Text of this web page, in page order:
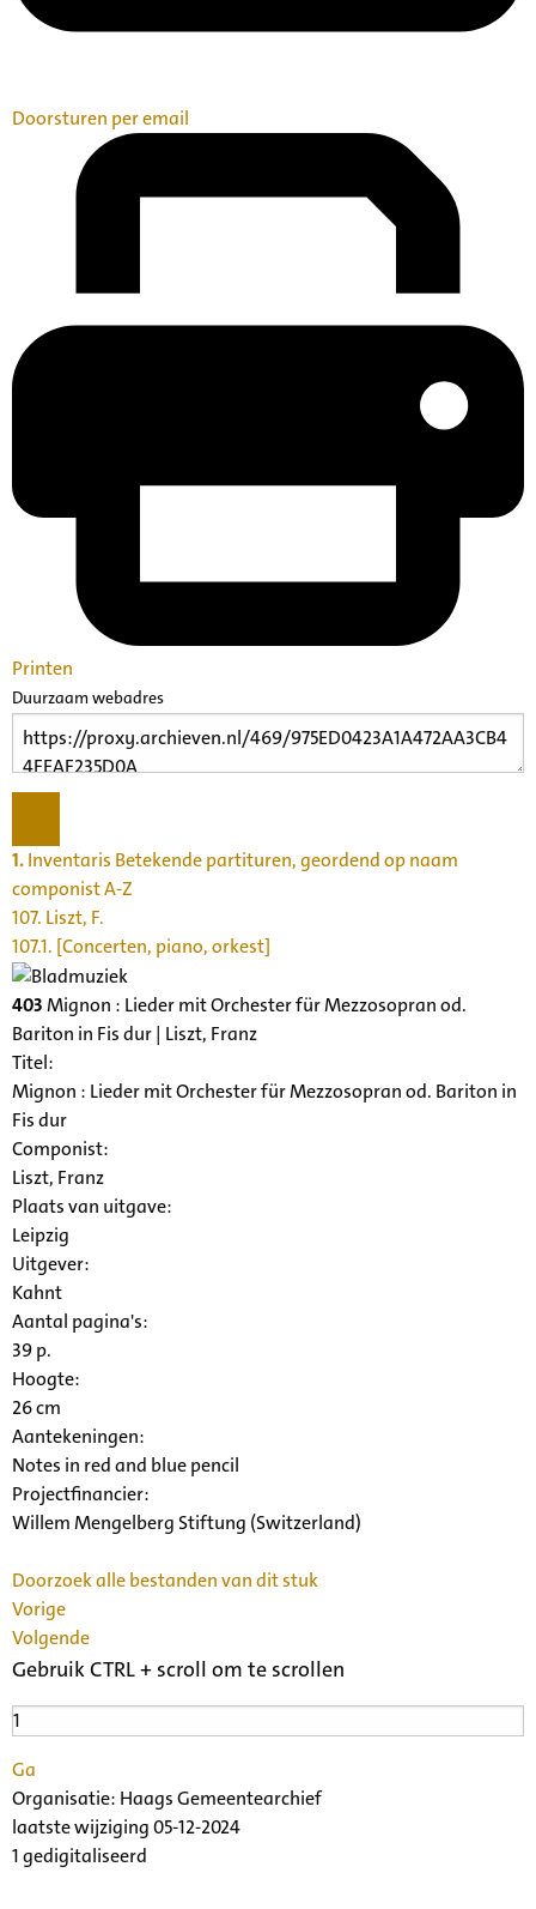
Doorsturen per email
Printen
Duurzaam webadres
1.Inventaris Betekende partituren, geordend op naam
componist A-Z
107. Liszt, F.
107.1. [Concerten, piano, orkest]
403Mignon : Lieder mit Orchester für Mezzosopran od.
Bariton in Fis dur | Liszt, Franz
Titel:
Mignon : Lieder mit Orchester für Mezzosopran od. Bariton in
Fis dur
Componist:
Liszt, Franz
Plaats van uitgave:
Leipzig
Uitgever:
Kahnt
Aantal pagina's:
39 p.
Hoogte:
26 cm
Aantekeningen:
Notes in red and blue pencil
Projectfinancier:
Willem Mengelberg Stiftung (Switzerland)
Doorzoek alle bestanden van dit stuk
Vorige
Volgende
Gebruik CTRL + scroll om te scrollen
Ga
Organisatie: Haags Gemeentearchief
laatste wijziging 05-12-2024
1 gedigitaliseerd